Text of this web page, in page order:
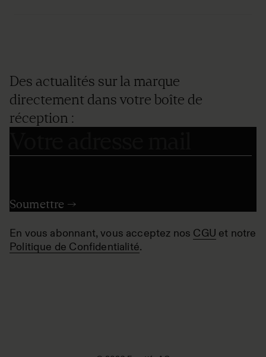
Des actualités sur la marque
directement dans votre boîte de
réception :
En vous abonnant, vous acceptez nos CGU et notre
Politique de Confidentialité.